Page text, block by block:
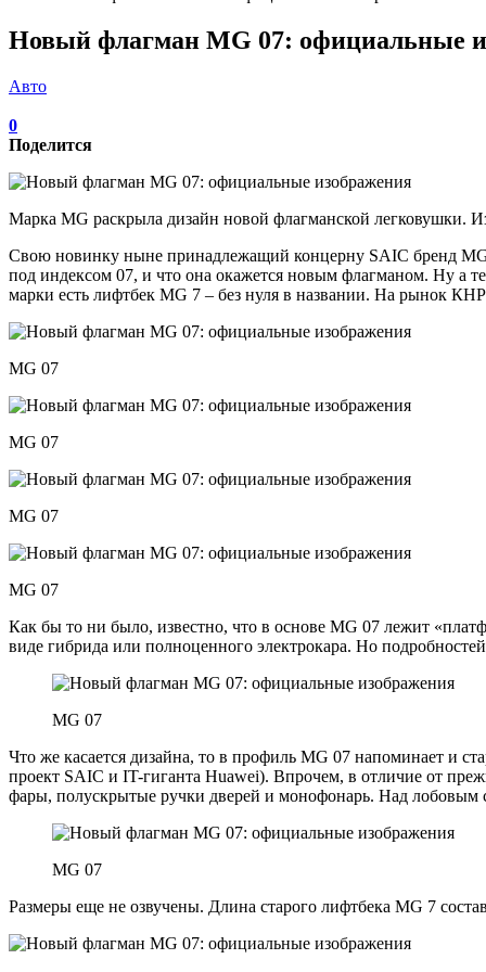
Новый флагман MG 07: официальные
Авто
0
Поделится
Марка MG раскрыла дизайн новой флагманской легковушки.
Свою новинку ныне принадлежащий концерну SAIC бренд MG
под индексом 07, и что она окажется новым флагманом. Ну а
марки есть лифтбек MG 7 – без нуля в названии. На рынок
MG 07
MG 07
MG 07
MG 07
Как бы то ни было, известно, что в основе MG 07 лежит
виде гибрида или полноценного электрокара. Но
MG 07
Что же касается дизайна, то в профиль MG 07 напоминает и
проект SAIC и IT-гиганта Huawei). Впрочем, в отличие от
фары, полускрытые ручки дверей и монофонарь. Над лобовым
MG 07
Размеры еще не озвучены. Длина старого лифтбека MG 7